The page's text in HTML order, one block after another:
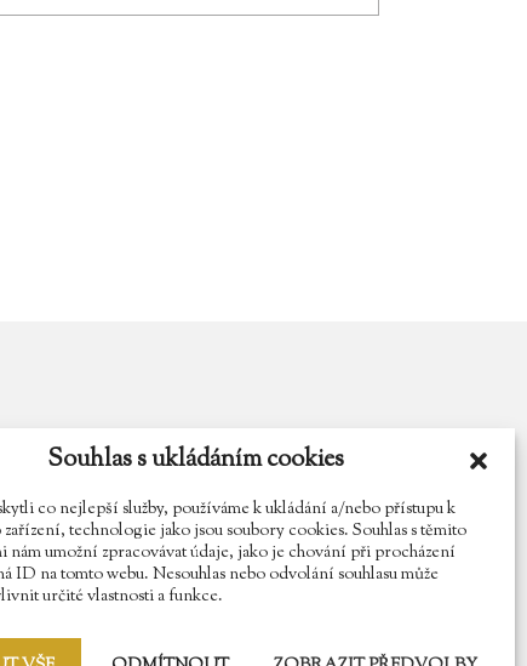
Souhlas s ukládáním cookies
co nejlepší služby, používáme k ukládání a/nebo přístupu k
technologie jako jsou soubory cookies. Souhlas s těmito
nám umožní zpracovávat údaje, jako je chování při procházení
ID na tomto webu. Nesouhlas nebo odvolání souhlasu může
určité vlastnosti a funkce.
Najdete nás na Facebooku
Sledujte náš Instagram